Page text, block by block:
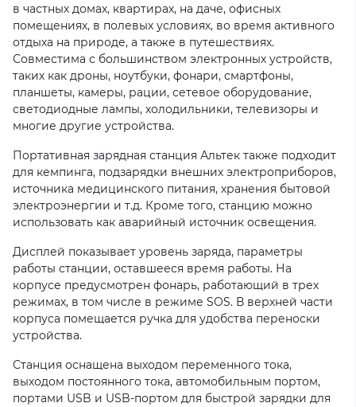
в частных домах, квартирах, на даче, офисных
помещениях, в полевых условиях, во время активного
отдыха на природе, а также в путешествиях.
Совместима с большинством электронных устройств,
таких как дроны, ноутбуки, фонари, смартфоны,
планшеты, камеры, рации, сетевое оборудование,
светодиодные лампы, холодильники, телевизоры и
многие другие устройства.
Портативная зарядная станция Альтек также подходит
для кемпинга, подзарядки внешних электроприборов,
источника медицинского питания, хранения бытовой
электроэнергии и т.д. Кроме того, станцию можно
использовать как аварийный источник освещения.
Дисплей показывает уровень заряда, параметры
работы станции, оставшееся время работы. На
корпусе предусмотрен фонарь, работающий в трех
режимах, в том числе в режиме SOS. В верхней части
корпуса помещается ручка для удобства переноски
устройства.
Станция оснащена выходом переменного тока,
выходом постоянного тока, автомобильным портом,
портами USB и USB-портом для быстрой зарядки для